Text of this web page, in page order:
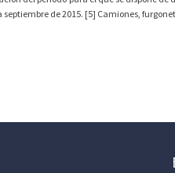
de 2015. [5] Camiones,